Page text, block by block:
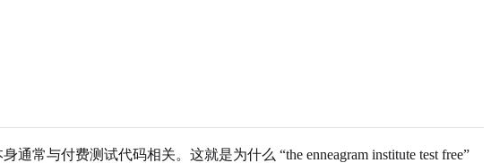
与付费测试代码相关。这就是为什么 “the enneagram institute test free”